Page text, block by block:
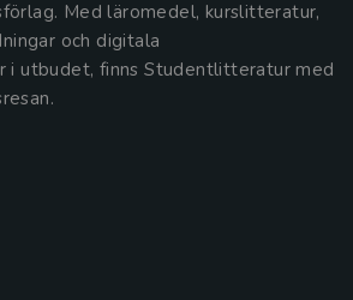
Med läromedel, kurslitteratur,
och digitala
i utbudet, finns Studentlitteratur med